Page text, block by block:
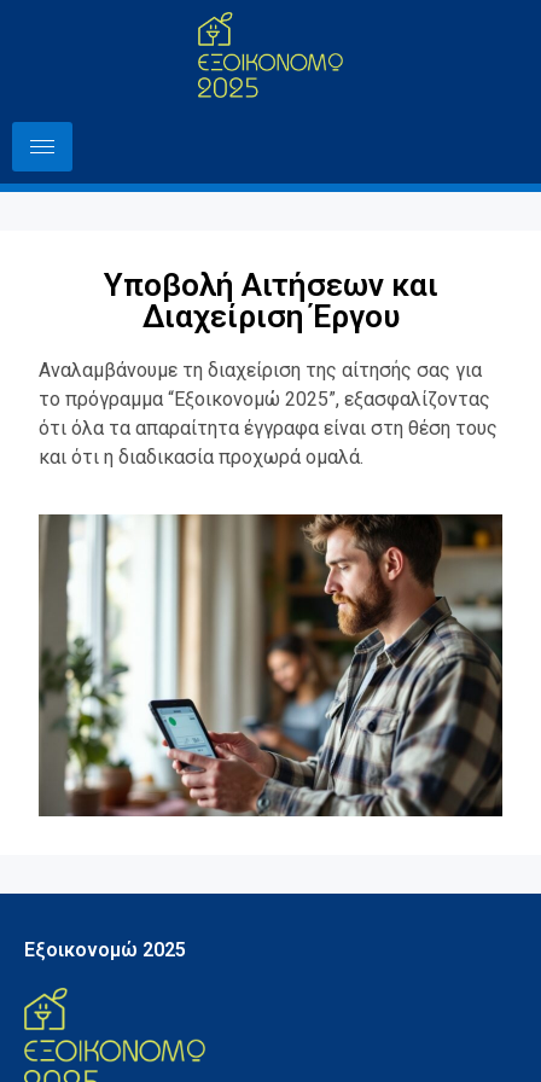
Υποβολή Αιτήσεων και
Διαχείριση Έργου
Αναλαμβάνουμε τη διαχείριση της αίτησής σας για
το πρόγραμμα “Εξοικονομώ 2025”, εξασφαλίζοντας
ότι όλα τα απαραίτητα έγγραφα είναι στη θέση τους
και ότι η διαδικασία προχωρά ομαλά.
Εξοικονομώ 2025